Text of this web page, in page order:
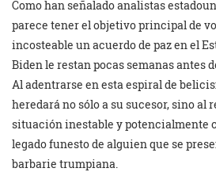
Como han señalado analistas
parece tener el objetivo principal de
incosteable un acuerdo de paz en el
Biden le restan pocas semanas antes
Al adentrarse en esta espiral de
heredará no sólo a su sucesor, sino al
situación inestable y potencialmente
legado funesto de alguien que se
barbarie trumpiana.